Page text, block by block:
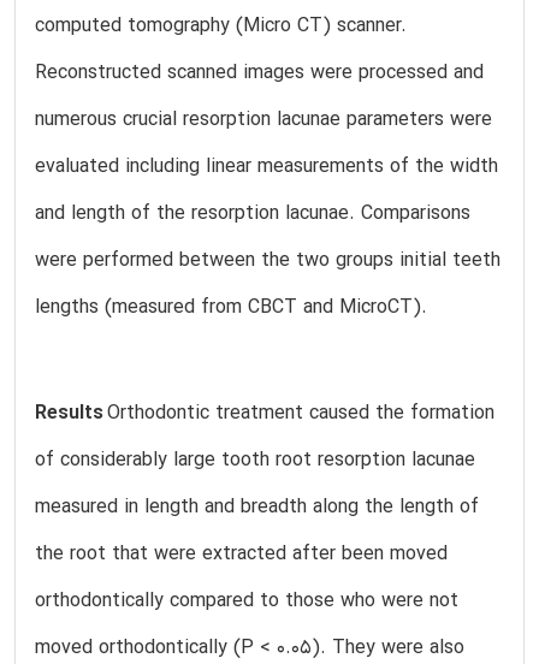
computed tomography (Micro CT) scanner.
Reconstructed scanned images were processed and
numerous crucial resorption lacunae parameters were
evaluated including linear measurements of the width
and length of the resorption lacunae. Comparisons
were performed between the two groups initial teeth
lengths (measured from CBCT and MicroCT).
ResultsOrthodontic treatment caused the formation
of considerably large tooth root resorption lacunae
measured in length and breadth along the length of
the root that were extracted after been moved
orthodontically compared to those who were not
moved orthodontically (P < 0.05). They were also